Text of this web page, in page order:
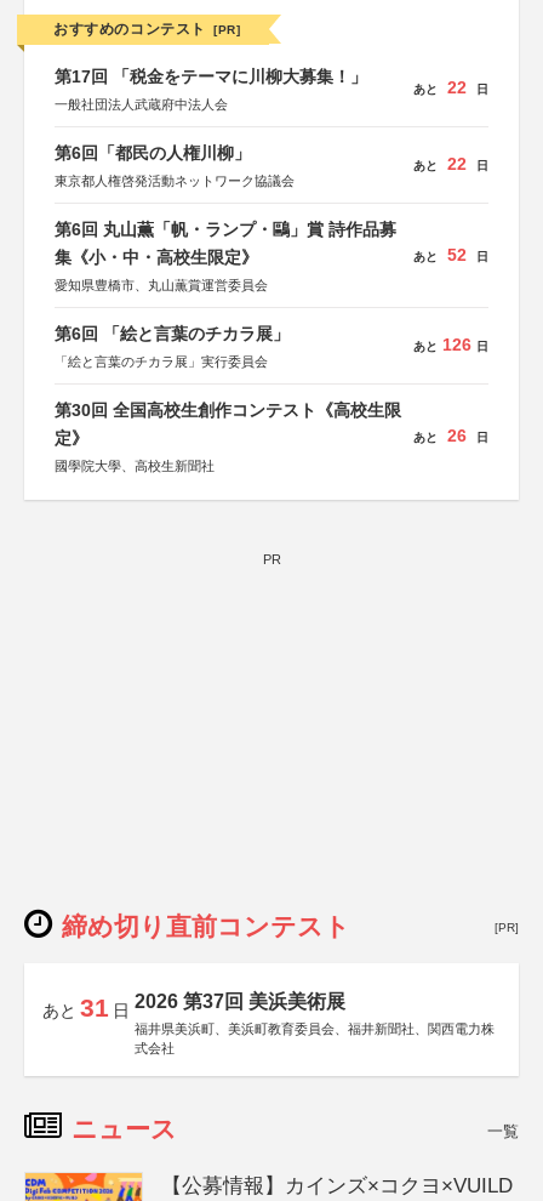
おすすめのコンテスト [PR]
第17回 「税金をテーマに川柳大募集！」
一般社団法人武蔵府中法人会
あと 22 日
第6回「都民の人権川柳」
東京都人権啓発活動ネットワーク協議会
あと 22 日
第6回 丸山薫「帆・ランプ・鷗」賞 詩作品募
集《小・中・高校生限定》
愛知県豊橋市、丸山薫賞運営委員会
あと 52 日
第6回 「絵と言葉のチカラ展」
「絵と言葉のチカラ展」実行委員会
あと 126 日
第30回 全国高校生創作コンテスト《高校生限
定》
國學院大學、高校生新聞社
あと 26 日
PR
締め切り直前コンテスト [PR]
あと 31 日 2026 第37回 美浜美術展
福井県美浜町、美浜町教育委員会、福井新聞社、関西電力株
式会社
ニュース 一覧
【公募情報】カインズ×コクヨ×VUILD